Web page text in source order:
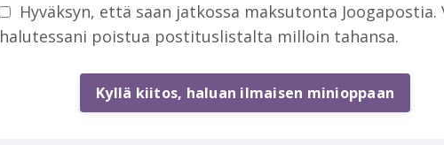
Hyväksyn, että saan jatkossa maksutonta Joogapostia.
halutessani poistua postituslistalta milloin tahansa.
Kyllä kiitos, haluan ilmaisen minioppaan